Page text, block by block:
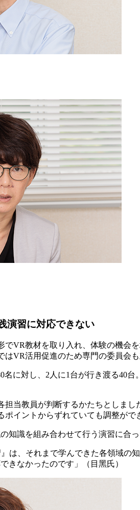
演習に対応できない
でVR教材を取り入れ、体験の機会
VR活用促進のため専門の委員会
名に対し、2人に1台が行き渡る40
担当教員が判断するかたちとしま
ポイントからずれていても調整がで
知識を組み合わせて行う演習に合
』は、それまで学んできた各領域
きなかったのです」（目黑氏）